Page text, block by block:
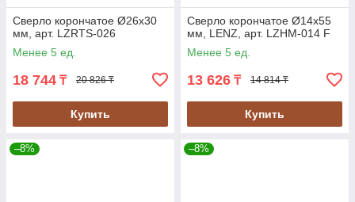
Сверло корончатое Ø26х30
мм, арт. LZRTS-026
Менее 5 ед.
18 744 ₸ 20 826 ₸
Купить
Сверло корончатое Ø14х55
мм, LENZ, арт. LZHM-014 F
Менее 5 ед.
13 626 ₸ 14 814 ₸
Купить
–8% –8%